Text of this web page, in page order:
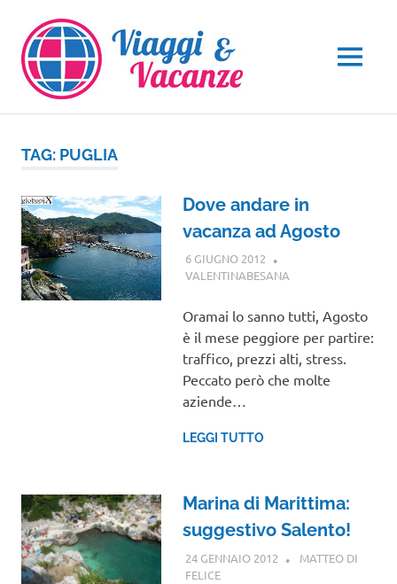
contenuto
MENU
TAG: PUGLIA
Dove andare in
vacanza ad Agosto
6 GIUGNO 2012
VALENTINABESANAGUIDE
Oramai lo sanno tutti, Agosto
è il mese peggiore per partire:
traffico, prezzi alti, stress.
Peccato però che molte
aziende…
LEGGI TUTTO
Marina di Marittima:
suggestivo Salento!
24 GENNAIO 2012
MATTEO DI
FELICEPUGLIA